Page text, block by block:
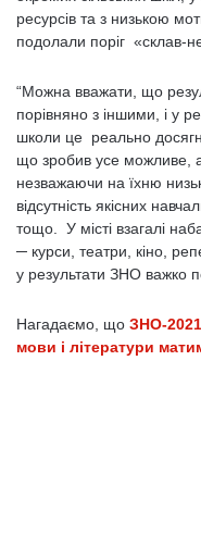
ресурсів та з низькою
подолали поріг «склав-
“Можна вважати, що
порівняно з іншими, і у
школи це реально
що зробив усе можливе,
незважаючи на їхню
відсутність якісних
тощо. У місті взагалі
─ курси, театри, кіно,
у результати ЗНО важко
Нагадаємо, що ЗНО-2021
мови і літератури